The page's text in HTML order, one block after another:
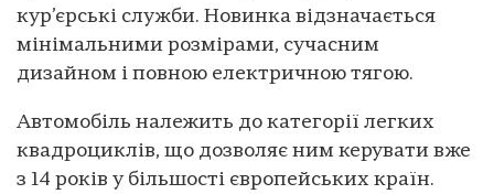
кур’єрські служби. Новинка відзначається
мінімальними розмірами, сучасним
дизайном і повною електричною тягою.
Автомобіль належить до категорії легких
квадроциклів, що дозволяє ним керувати вже
з 14 років у більшості європейських країн.